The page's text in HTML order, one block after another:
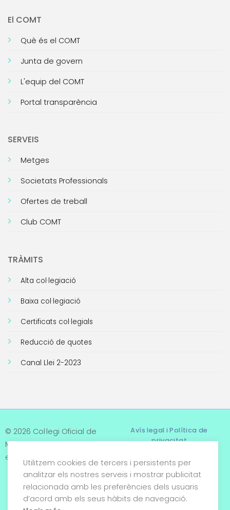
El COMT
Què és el COMT
Junta de govern
L'equip del COMT
Portal transparència
SERVEIS
Metges
Societats Professionals
Ofertes de treball
Club COMT
TRÀMITS
Alta col·legiació
Baixa col·legiació
Certificats col·legials
Reducció de quotes
Canal Llei 2-2023
© 2026 Col·legi Oficial de
Metges de Tarragona. Tots
els drets reservats
Avís legal i Política de
privacitat
Termes i condicions
Política de cookies
Utilitzem cookies de tercers i persistents per
analitzar els nostres serveis i mostrar publicitat
relacionada amb les preferències dels usuaris
d’acord amb els seus hàbits de navegació.